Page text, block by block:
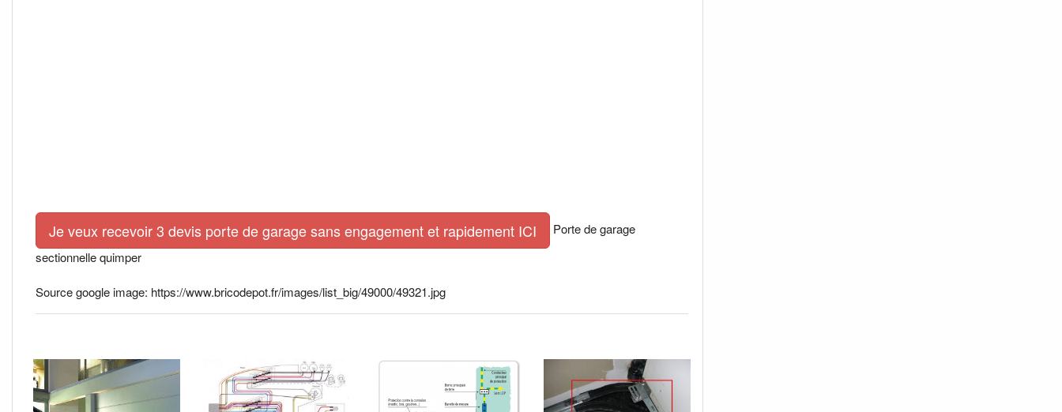
Je veux recevoir 3 devis porte de garage sans engagement et rapidement ICI
Porte de garage
sectionnelle quimper
Source google image: https://www.bricodepot.fr/images/list_big/49000/49321.jpg